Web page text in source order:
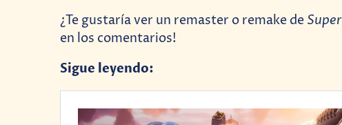
¿Te gustaría ver un remaster o remake de
en los comentarios!
Sigue leyendo: